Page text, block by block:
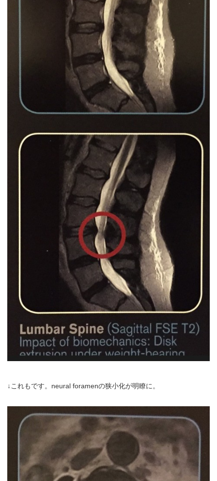
↓これもです。neural foramenの狭小化が明瞭に。